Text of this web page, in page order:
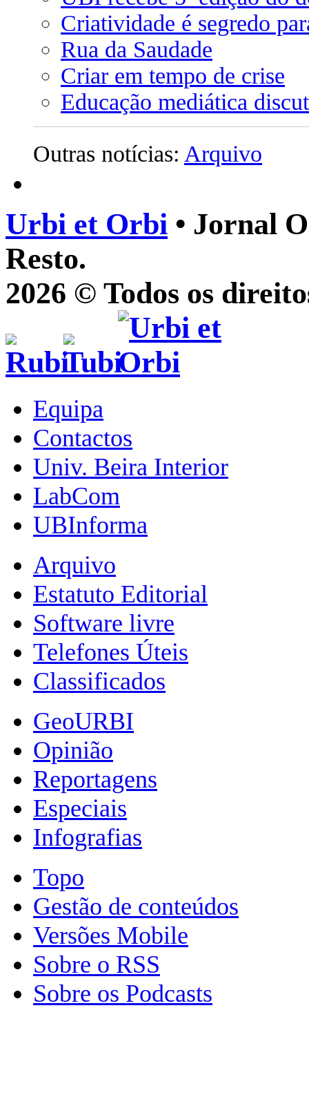
Criatividade é segredo
Rua da Saudade
Criar em tempo de crise
Educação mediática
Outras notícias: Arquivo
Urbi et Orbi • Jornal
Resto.
2026 © Todos os
Equipa
Contactos
Univ. Beira Interior
LabCom
UBInforma
Arquivo
Estatuto Editorial
Software livre
Telefones Úteis
Classificados
GeoURBI
Opinião
Reportagens
Especiais
Infografias
Topo
Gestão de conteúdos
Versões Mobile
Sobre o RSS
Sobre os Podcasts